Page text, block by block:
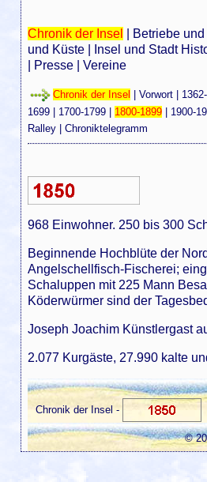
Chronik der Insel Betriebe
und Küste
Insel und Stadt
Presse |Vereine
Chronik der Insel |Vorwort |
1699
1700-1799 1800-1899 1900-
Ralley |Chroniktelegramm
968 Einwohner. 250 bis 300
Beginnende Hochblüte der
Angelschellfisch-Fischerei;
Schaluppen mit 225 Mann
Köderwürmer sind der
Joseph Joachim Künstlergast
2.077 Kurgäste, 27.990 kalte
Chronik der Insel -
©